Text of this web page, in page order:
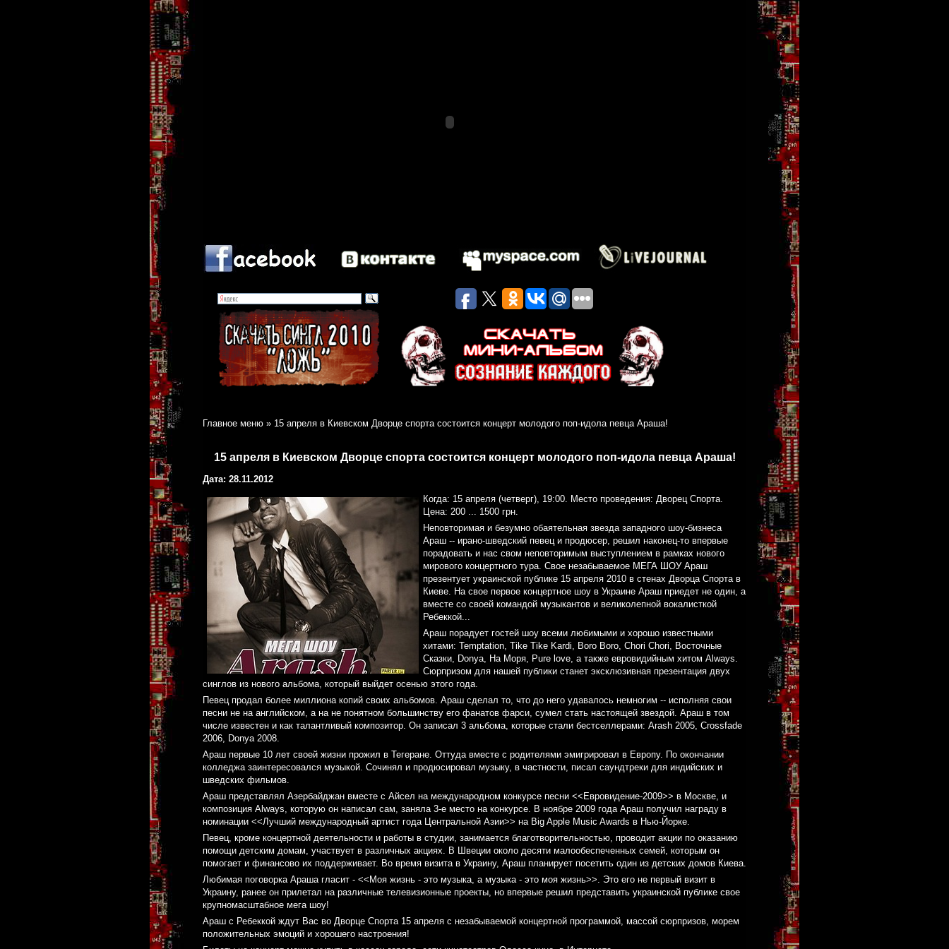
Главное меню » 15 апреля в Киевском Дворце спорта состоится концерт молодого поп-идола певца Араша!
15 апреля в Киевском Дворце спорта состоится концерт молодого поп-идола певца Араша!
Дата: 28.11.2012
Когда: 15 апреля (четверг), 19:00. Место проведения: Дворец Спорта.
Цена: 200 ... 1500 грн.
Неповторимая и безумно обаятельная звезда западного шоу-бизнеса
Араш -- ирано-шведский певец и продюсер, решил наконец-то впервые
порадовать и нас свом неповторимым выступлением в рамках нового
мирового концертного тура. Свое незабываемое МЕГА ШОУ Араш
презентует украинской публике 15 апреля 2010 в стенах Дворца Спорта в
Киеве. На свое первое концертное шоу в Украине Араш приедет не один, а
вместе со своей командой музыкантов и великолепной вокалисткой
Ребеккой...
Араш порадует гостей шоу всеми любимыми и хорошо известными
хитами: Temptation, Tike Tike Kardi, Boro Boro, Chori Chori, Восточные
Сказки, Donya, На Моря, Pure love, а также евровидийным хитом Always.
Сюрпризом для нашей публики станет эксклюзивная презентация двух
синглов из нового альбома, который выйдет осенью этого года.
Певец продал более миллиона копий своих альбомов. Араш сделал то, что до него удавалось немногим -- исполняя свои
песни не на английском, а на не понятном большинству его фанатов фарси, сумел стать настоящей звездой. Араш в том
числе известен и как талантливый композитор. Он записал 3 альбома, которые стали бестселлерами: Arash 2005, Crossfade
2006, Donya 2008.
Араш первые 10 лет своей жизни прожил в Тегеране. Оттуда вместе с родителями эмигрировал в Европу. По окончании
колледжа заинтересовался музыкой. Сочинял и продюсировал музыку, в частности, писал саундтреки для индийских и
шведских фильмов.
Араш представлял Азербайджан вместе с Айсел на международном конкурсе песни <<Евровидение-2009>> в Москве, и
композиция Always, которую он написал сам, заняла 3-е место на конкурсе. В ноябре 2009 года Араш получил награду в
номинации <<Лучший международный артист года Центральной Азии>> на Big Apple Music Awards в Нью-Йорке.
Певец, кроме концертной деятельности и работы в студии, занимается благотворительностью, проводит акции по оказанию
помощи детским домам, участвует в различных акциях. В Швеции около десяти малообеспеченных семей, которым он
помогает и финансово их поддерживает. Во время визита в Украину, Араш планирует посетить один из детских домов Киева.
Любимая поговорка Араша гласит - <<Моя жизнь - это музыка, а музыка - это моя жизнь>>. Это его не первый визит в
Украину, ранее он прилетал на различные телевизионные проекты, но впервые решил представить украинской публике свое
крупномасштабное мега шоу!
Араш с Ребеккой ждут Вас во Дворце Спорта 15 апреля с незабываемой концертной программой, массой сюрпризов, морем
положительных эмоций и хорошего настроения!